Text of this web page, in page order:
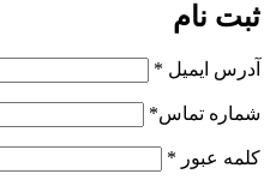
ثبت نام
آدرس ایمیل *
شماره تماس*
کلمه عبور *